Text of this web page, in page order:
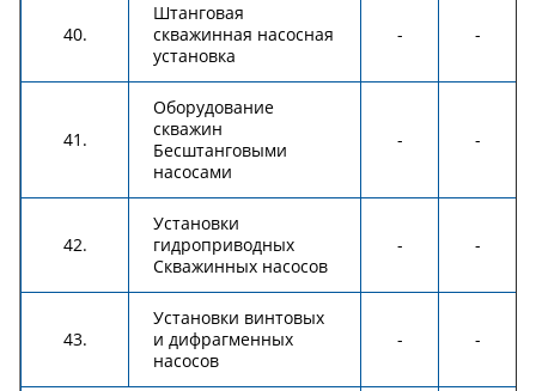
40.
Штанговая
скважинная насосная
установка
- -
41.
Оборудование
скважин
Бесштанговыми
насосами
- -
42.
Установки
гидроприводных
Скважинных насосов
- -
43.
Установки винтовых
и дифрагменных
насосов
- -